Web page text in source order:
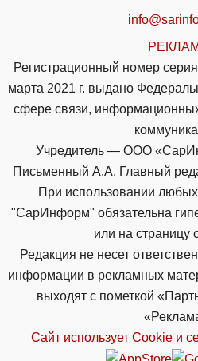
Регистрационный номер
марта 2021 г. выдано
сфере связи,
Учредитель — ООО
Письменный А.А. Главный
При использовании
"СарИнформ" обязательна
или на страницу
Редакция не несет
информации в рекламных
выходят с пометкой
Сайт использует Cookie и